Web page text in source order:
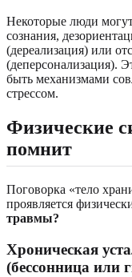
Некоторые люди
сознания,
(дереализация) или
(деперсонализация).
быть механизмами
стрессом.
Физические
помнит
Поговорка «тело
проявляется
травмы?
Хроническая
(бессонница или